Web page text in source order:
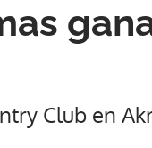
Club en